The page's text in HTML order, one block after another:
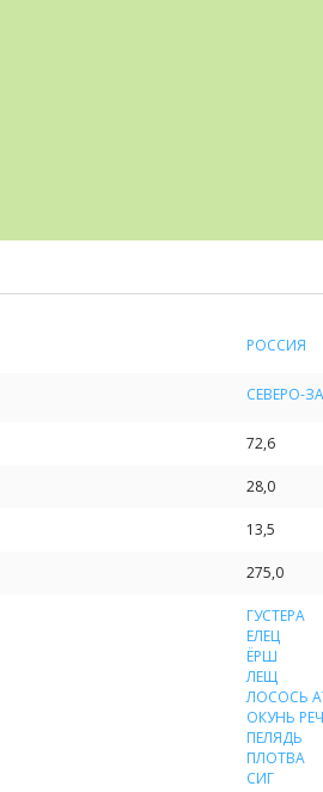
РОССИЯ
СЕВЕРО-
72,6
28,0
13,5
275,0
ГУСТЕРА
ЕЛЕЦ
ЁРШ
ЛЕЩ
ЛОСОСЬ
ОКУНЬ
ПЕЛЯДЬ
ПЛОТВА
СИГ